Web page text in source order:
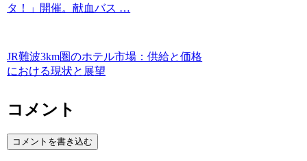
タ！」開催。献血バス …
JR難波3km圏のホテル市場：供給と価格
における現状と展望
コメント
コメントを書き込む